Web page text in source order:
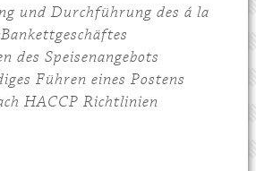
und Durchführung des á la
des Speisenangebots
Führen eines Postens
HACCP Richtlinien